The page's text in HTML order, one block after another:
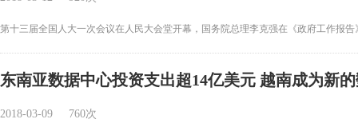
第十三届全国人大一次会议在人民大会堂开幕，国务院总理李克强在《政府工作报告
东南亚数据中心投资支出超14亿美元 越南成为新
2018-03-09 760次